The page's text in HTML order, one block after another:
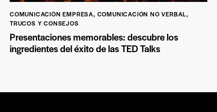
COMUNICACIÓN EMPRESA, COMUNICACIÓN NO VERBAL,
TRUCOS Y CONSEJOS
Presentaciones memorables: descubre los
ingredientes del éxito de las TED Talks